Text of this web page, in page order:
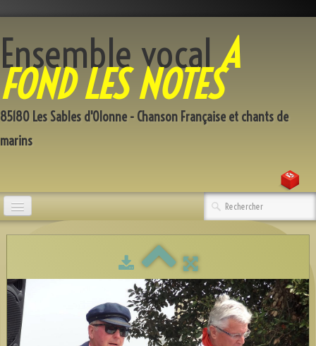
Ensemble vocalA
FOND LES NOTES
85180 Les Sables d'Olonne - Chanson Française et chants de
marins
Accueil
Répertoire
Discographie